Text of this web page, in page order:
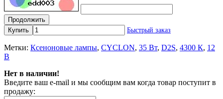
Продолжить
Купить
Быстрый заказ
Метки: Ксеноновые лампы, CYCLON, 35 Вт, D2S, 4300 К, 12
В
Нет в наличии!
Введите ваш e-mail и мы сообщим вам когда товар поступит в
продажу: